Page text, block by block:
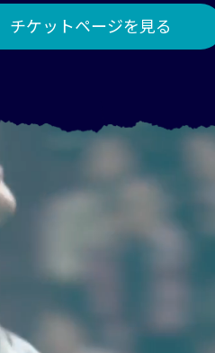
チケットページを見る